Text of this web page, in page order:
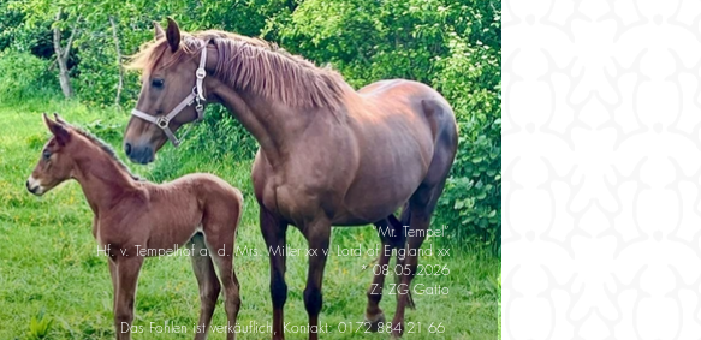
“Mr. Tempel”
Hf. v. Tempelhof a. d. Mrs. Miller xx v. Lord of England xx
* 08.05.2026
Z: ZG Gatto
Das Fohlen ist verkäuflich, Kontakt: 0172 884 21 66